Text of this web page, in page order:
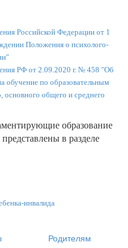
Российской Федерации от 1
Положения о психолого-
РФ от 2.09.2020 г. № 458 "Об
обучение по образовательным
основного общего и среднего
образование
в разделе
инвалида
Родителям